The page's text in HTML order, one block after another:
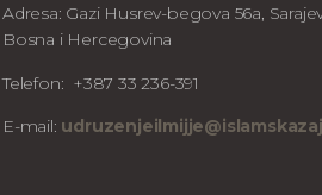
Adresa: Gazi Husrev-begova 56a,
Bosna i Hercegovina
Telefon: +387 33 236-391
E-mail: